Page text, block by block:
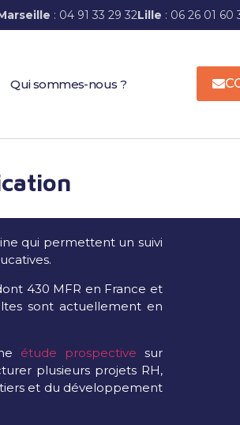
: 04 91 33 29 32Lille : 06 26 01 60
Qui sommes-nous ?
qui permettent un suivi
430 MFR en France et
sont actuellement en
étude prospective sur
plusieurs projets RH,
et du développement